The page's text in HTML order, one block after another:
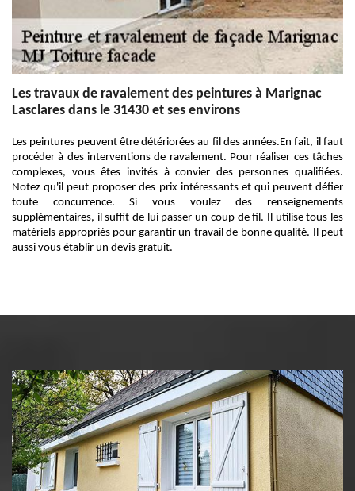
Les travaux de ravalement des peintures à Marignac
Lasclares dans le 31430 et ses environs
Les peintures peuvent être détériorées au fil des années.En fait, il faut
procéder à des interventions de ravalement. Pour réaliser ces tâches
complexes, vous êtes invités à convier des personnes qualifiées.
Notez qu'il peut proposer des prix intéressants et qui peuvent défier
toute concurrence. Si vous voulez des renseignements
supplémentaires, il suffit de lui passer un coup de fil. Il utilise tous les
matériels appropriés pour garantir un travail de bonne qualité. Il peut
aussi vous établir un devis gratuit.